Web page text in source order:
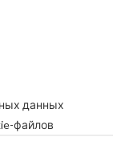
данных
файлов